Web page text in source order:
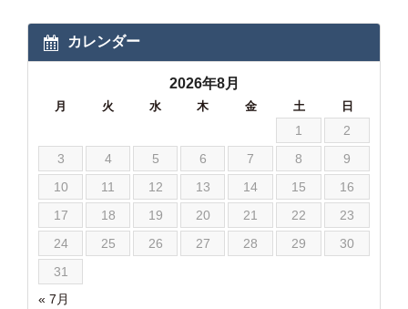
カレンダー
2026年8月
月 火 水 木 金 土 日
« 7月
1
2
3
4 5 6 7 8
9
10
11 12 13 14 15
16
17
18 19 20 21 22
23
24
25 26 27 28 29
30
31